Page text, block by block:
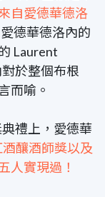
自愛德華德洛
德華德洛內的
Laurent
於整個布根
而喻。
禮上，愛德華
釀酒師獎以及
人實現過！